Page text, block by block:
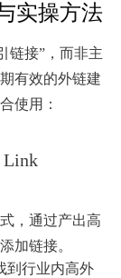
实操方法
链接”，而非主
有效的外链建
使用：
Link
，通过产出高
加链接。
到行业内高外